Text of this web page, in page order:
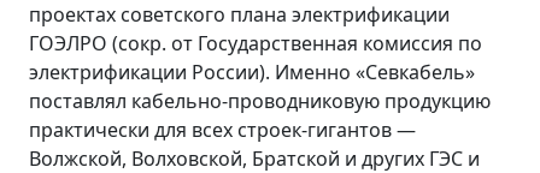
проектах советского плана электрификации
ГОЭЛРО (сокр. от Государственная комиссия по
электрификации России). Именно «Севкабель»
поставлял кабельно-проводниковую продукцию
практически для всех строек-гигантов —
Волжской, Волховской, Братской и других ГЭС и